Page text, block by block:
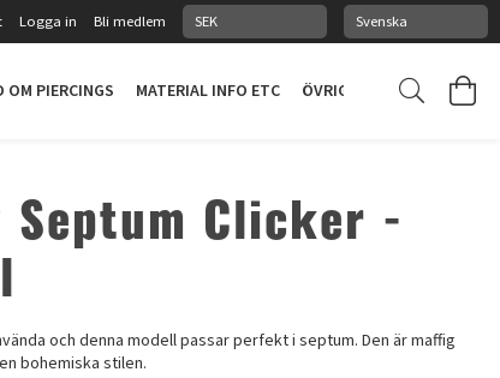
Logga in Bli medlem
PIERCINGS MATERIAL INFO ETC ÖVRIGT
Clicker -
och denna modell passar perfekt i septum. Den är maffig
bohemiska stilen.